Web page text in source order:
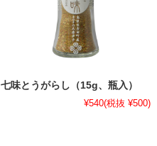
七味とうがらし（15g、瓶入）
¥540(税抜 ¥500)